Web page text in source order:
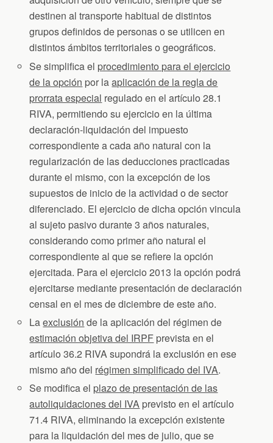
destinen al transporte habitual de distintos
grupos definidos de personas o se utilicen en
distintos ámbitos territoriales o geográficos.
Se simplifica el procedimiento para el ejercicio
de la opción por laaplicación de la regla de
prorrata especial regulado en el artículo 28.1
RIVA, permitiendo su ejercicio en la última
declaración-liquidación del impuesto
correspondiente a cada año natural con la
regularización de las deducciones practicadas
durante el mismo, con la excepción de los
supuestos de inicio de la actividad o de sector
diferenciado. El ejercicio de dicha opción vincula
al sujeto pasivo durante 3 años naturales,
considerando como primer año natural el
correspondiente al que se refiere la opción
ejercitada. Para el ejercicio 2013 la opción podrá
ejercitarse mediante presentación de declaración
censal en el mes de diciembre de este año.
Laexclusión de la aplicación del régimen de
estimación objetiva del IRPF prevista en el
artículo 36.2 RIVA supondrá la exclusión en ese
mismo año del régimen simplificado del IVA.
Se modifica el plazo de presentación de las
autoliquidaciones del IVA previsto en el artículo
71.4 RIVA, eliminando la excepción existente
para la liquidación del mes de julio, que se